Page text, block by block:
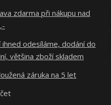
zdarma při nákupu nad
ihned odesíláme, dodání do
většina zboží skladem
záruka na 5 let